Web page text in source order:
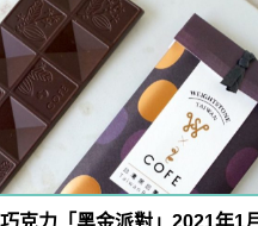
克力「黑金派對」2021年1